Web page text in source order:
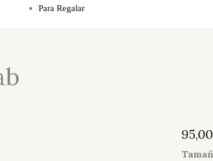
Para Regalar
95,00